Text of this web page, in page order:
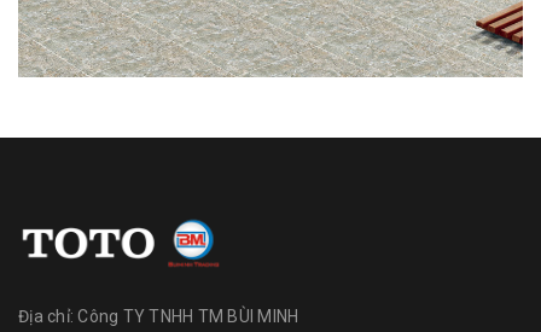
Địa chỉ:Công TY TNHH TM BÙI MINH